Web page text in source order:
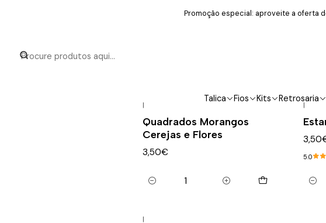
Talica Fios Kits Retrosaria
Promoção especial: aproveite a oferta
|
Quadrados Morangos
Cerejas e Flores
3,50€
Quantidade
|
5.0
|